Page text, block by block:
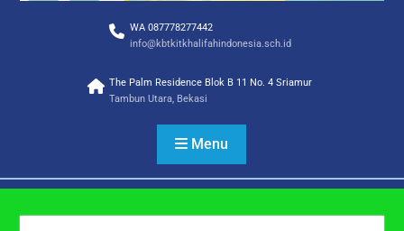
WA 087778277442
info@kbtkitkhalifahindonesia.sch.id
The Palm Residence Blok B 11 No. 4 Sriamur
Tambun Utara, Bekasi
Menu